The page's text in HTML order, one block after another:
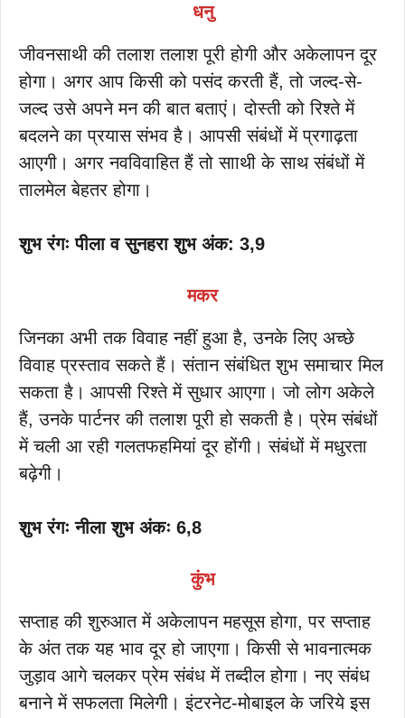
धनु
जीवनसाथी की तलाश तलाश पूरी होगी और अकेलापन दूर
होगा। अगर आप किसी को पसंद करती हैं, तो जल्द-से-
जल्द उसे अपने मन की बात बताएं। दोस्ती को रिश्ते में
बदलने का प्रयास संभव है। आपसी संबंधों में प्रगाढ़ता
आएगी। अगर नवविवाहित हैं तो सााथी के साथ संबंधों में
तालमेल बेहतर होगा।
शुभ रंगः पीला व सुनहरा शुभ अंक: 3,9
मकर
जिनका अभी तक विवाह नहीं हुआ है, उनके लिए अच्छे
विवाह प्रस्ताव सकते हैं। संतान संबंधित शुभ समाचार मिल
सकता है। आपसी रिश्ते में सुधार आएगा। जो लोग अकेले
हैं, उनके पार्टनर की तलाश पूरी हो सकती है। प्रेम संबंधों
में चली आ रही गलतफहमियां दूर होंगी। संबंधों में मधुरता
बढ़ेगी।
शुभ रंगः नीला शुभ अंकः 6,8
कुंभ
सप्ताह की शुरुआत में अकेलापन महसूस होगा, पर सप्ताह
के अंत तक यह भाव दूर हो जाएगा। किसी से भावनात्मक
जुड़ाव आगे चलकर प्रेम संबंध में तब्दील होगा। नए संबंध
बनाने में सफलता मिलेगी। इंटरनेट-मोबाइल के जरिये इस